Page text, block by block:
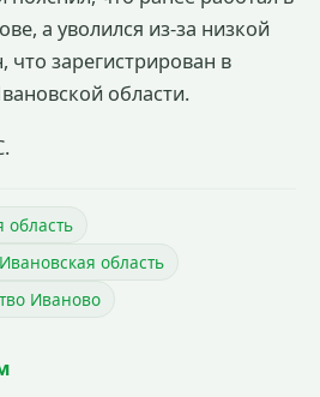
а уволился из-за низкой
что зарегистрирован в
области.
область
область
Иваново